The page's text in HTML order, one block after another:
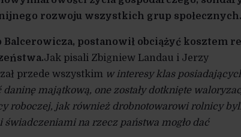
rozwoju wszystkich grup społecznych.
postanowił obciążyć kosztem
Jak pisali Zbigniew Landau i Jerzy
przede wszystkim w interesy klas
majątkową, one zostały dotknięte
roboczej, jak również drobnotowarowi rolnicy
świadczeniami na rzecz państwa mogło dać